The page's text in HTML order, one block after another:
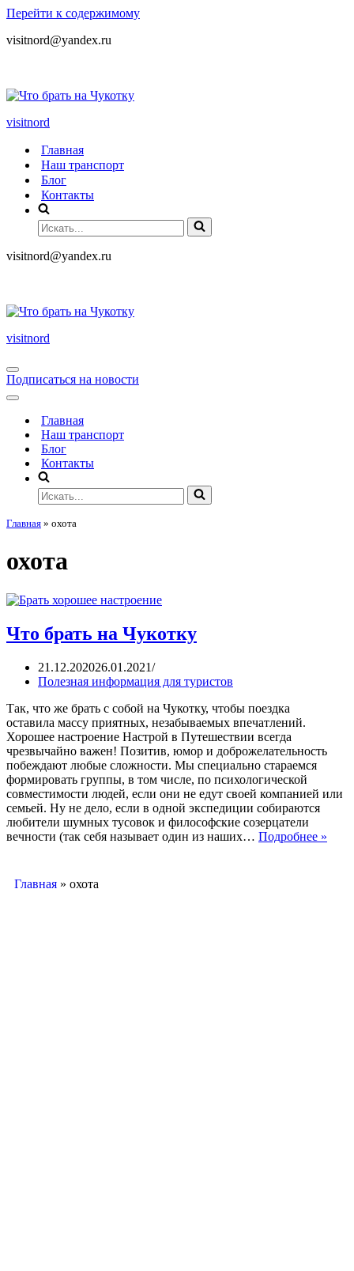
Перейти к содержимому
visitnord@yandex.ru
visitnord
Главная
Наш транспорт
Блог
Контакты
visitnord@yandex.ru
visitnord
Подписаться на новости
Главная
Наш транспорт
Блог
Контакты
Главная » охота
охота
Что брать на Чукотку
21.12.202026.01.2021
Полезная информация для туристов
Так, что же брать с собой на Чукотку, чтобы поездка
оставила массу приятных, незабываемых впечатлений.
Хорошее настроение Настрой в Путешествии всегда
чрезвычайно важен! Позитив, юмор и доброжелательность
побеждают любые сложности. Мы специально стараемся
формировать группы, в том числе, по психологической
совместимости людей, если они не едут своей компанией или
семьей. Ну не дело, если в одной экспедиции собираются
любители шумных тусовок и философские созерцатели
вечности (так себя называет один из наших… Подробнее »
Главная » охота